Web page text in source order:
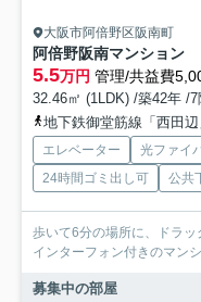
大阪市阿倍野区阪南町
阿倍野阪南マンション
5.5万円 管理/共益費
32.46㎡ (1LDK) /築42年 /7
地下鉄御堂筋線「西田
エレベーター 光ファイ
24時間ゴミ出し可
公共
歩いて6分の場所に、ドラ
インターフォン付きのマン
募集中の部屋